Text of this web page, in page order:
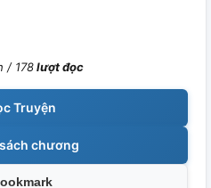
/ 178lượt đọc
Truyện
chương